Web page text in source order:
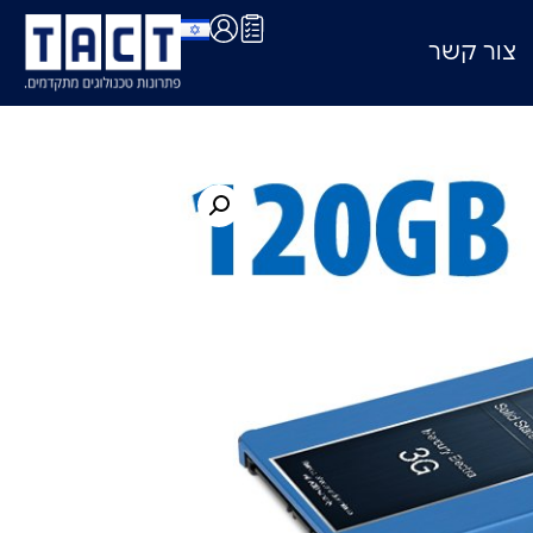
צור קשר